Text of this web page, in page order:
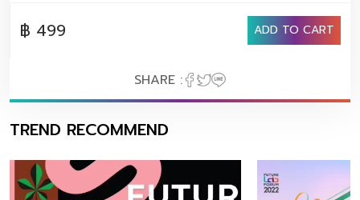
SHARE :
฿ 499 ADD TO CART
TREND RECOMMEND